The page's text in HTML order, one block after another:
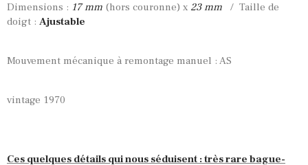
Dimensions : 17 mm (hors couronne) x 23 mm / Taille de
doigt : Ajustable
Mouvement mécanique à remontage manuel : AS
vintage 1970
Ces quelques détails qui nous séduisent : très rare bague-